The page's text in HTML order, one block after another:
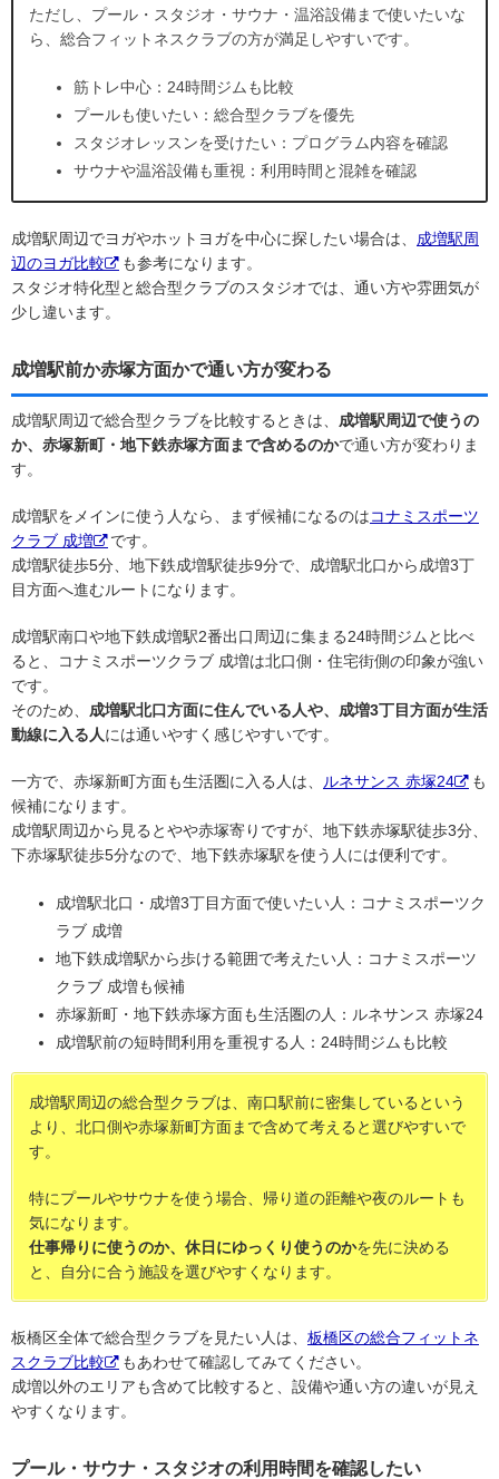
ただし、プール・スタジオ・サウナ・温浴設備まで使いたいな
ら、総合フィットネスクラブの方が満足しやすいです。
筋トレ中心：24時間ジムも比較
プールも使いたい：総合型クラブを優先
スタジオレッスンを受けたい：プログラム内容を確認
サウナや温浴設備も重視：利用時間と混雑を確認
成増駅周辺でヨガやホットヨガを中心に探したい場合は、 成増駅周
辺のヨガ比較
も参考になります。
スタジオ特化型と総合型クラブのスタジオでは、通い方や雰囲気が
少し違います。
成増駅前か赤塚方面かで通い方が変わる
成増駅周辺で総合型クラブを比較するときは、 成増駅周辺で使うの
か、赤塚新町・地下鉄赤塚方面まで含めるのかで通い方が変わりま
す。
成増駅をメインに使う人なら、まず候補になるのはコナミスポーツ
クラブ 成増
です。
成増駅徒歩5分、地下鉄成増駅徒歩9分で、成増駅北口から成増3丁
目方面へ進むルートになります。
成増駅南口や地下鉄成増駅2番出口周辺に集まる24時間ジムと比べ
ると、コナミスポーツクラブ 成増は北口側・住宅街側の印象が強い
です。
そのため、 成増駅北口方面に住んでいる人や、成増3丁目方面が生活
動線に入る人には通いやすく感じやすいです。
一方で、赤塚新町方面も生活圏に入る人は、 ルネサンス 赤塚24
も
候補になります。
成増駅周辺から見るとやや赤塚寄りですが、地下鉄赤塚駅徒歩3分、
下赤塚駅徒歩5分なので、地下鉄赤塚駅を使う人には便利です。
成増駅北口・成増3丁目方面で使いたい人：コナミスポーツク
ラブ 成増
地下鉄成増駅から歩ける範囲で考えたい人：コナミスポーツ
クラブ 成増も候補
赤塚新町・地下鉄赤塚方面も生活圏の人：ルネサンス 赤塚24
成増駅前の短時間利用を重視する人：24時間ジムも比較
成増駅周辺の総合型クラブは、南口駅前に密集しているという
より、北口側や赤塚新町方面まで含めて考えると選びやすいで
す。
特にプールやサウナを使う場合、帰り道の距離や夜のルートも
気になります。
仕事帰りに使うのか、休日にゆっくり使うのかを先に決める
と、自分に合う施設を選びやすくなります。
板橋区全体で総合型クラブを見たい人は、 板橋区の総合フィットネ
スクラブ比較
もあわせて確認してみてください。
成増以外のエリアも含めて比較すると、設備や通い方の違いが見え
やすくなります。
プール・サウナ・スタジオの利用時間を確認したい